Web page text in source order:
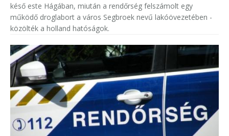
késő este Hágában, miután a rendőrség felszámolt egy
működő droglabort a város Segbroek nevű lakóövezetében -
közölték a holland hatóságok.